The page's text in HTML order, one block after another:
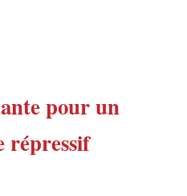
pour un
répressif